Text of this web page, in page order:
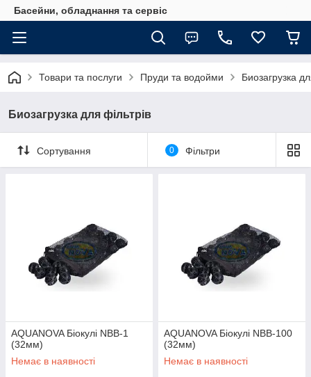
Басейни, обладнання та сервіс
Товари та послуги Пруди та водойми Биозагрузка
Биозагрузка для фільтрів
Сортування 0 Фільтри
AQUANOVA Біокулі NBB-1
(32мм)
Немає в наявності
AQUANOVA Біокулі NBB-100
(32мм)
Немає в наявності